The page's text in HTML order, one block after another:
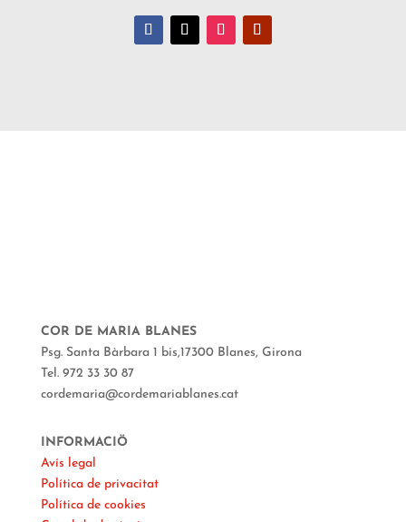
COR DE MARIA BLANES
Psg. Santa Bàrbara 1 bis,17300 Blanes, Girona
Tel. 972 33 30 87
cordemaria@cordemariablanes.cat
INFORMACIÖ
Avís legal
Política de privacitat
Política de cookies